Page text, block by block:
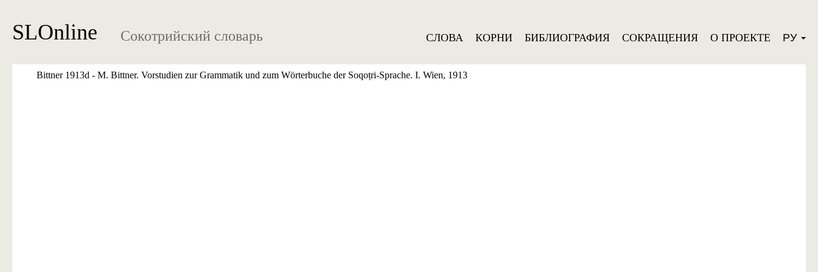
SLOnline Сокотрийский словарь СЛОВА КОРНИ БИБЛИОГРАФИЯ СОКРАЩЕНИЯ О ПРОЕКТЕ РУ
Bittner 1913d - M. Bittner. Vorstudien zur Grammatik und zum Wörterbuche der Soqoṭri-Sprache. I. Wien, 1913